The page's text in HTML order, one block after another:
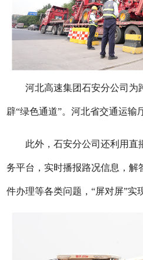
河北高速集团石安分公司为
辟“绿色通道”。河北省交通运输
此外，石安分公司还利用直
务平台，实时播报路况信息，解
件办理等各类问题，“屏对屏”实